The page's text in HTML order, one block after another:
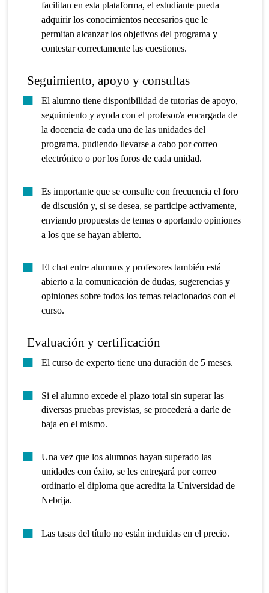
facilitan en esta plataforma, el estudiante pueda
adquirir los conocimientos necesarios que le
permitan alcanzar los objetivos del programa y
contestar correctamente las cuestiones.
Seguimiento, apoyo y consultas
El alumno tiene disponibilidad de tutorías de apoyo,
seguimiento y ayuda con el profesor/a encargada de
la docencia de cada una de las unidades del
programa, pudiendo llevarse a cabo por correo
electrónico o por los foros de cada unidad.
Es importante que se consulte con frecuencia el foro
de discusión y, si se desea, se participe activamente,
enviando propuestas de temas o aportando opiniones
a los que se hayan abierto.
El chat entre alumnos y profesores también está
abierto a la comunicación de dudas, sugerencias y
opiniones sobre todos los temas relacionados con el
curso.
Evaluación y certificación
El curso de experto tiene una duración de 5 meses.
Si el alumno excede el plazo total sin superar las
diversas pruebas previstas, se procederá a darle de
baja en el mismo.
Una vez que los alumnos hayan superado las
unidades con éxito, se les entregará por correo
ordinario el diploma que acredita la Universidad de
Nebrija.
Las tasas del título no están incluidas en el precio.